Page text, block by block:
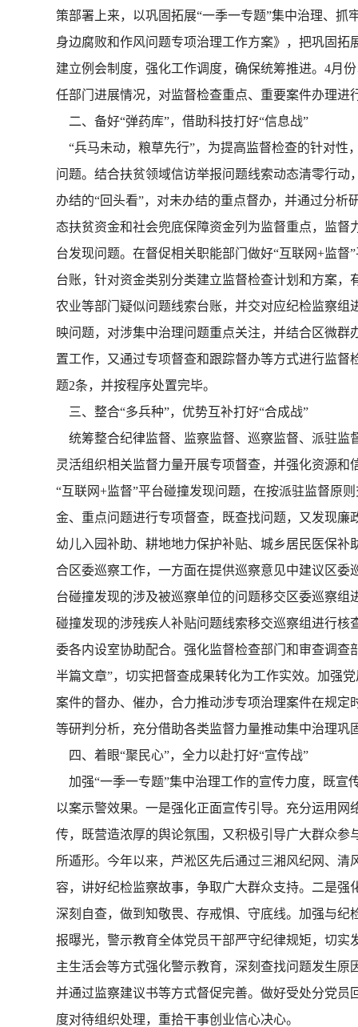
策部署上来，以巩固拓展“一季一专题”集中治理、
身边腐败和作风问题专项治理工作方案》，把巩固
建立例会制度，强化工作调度，确保统筹推进。4月
任部门进展情况，对监督检查重点、重要案件办理
二、备好“弹药库”，借助科技打好“信息战”
“兵马未动，粮草先行”，为提高监督检查的针对性
问题。结合扶贫领域信访举报问题线索动态清零行
办结的“回头看”，对未办结的重点督办，并通过分
态扶贫资金和社会兜底保障资金列为监督重点，监
台发现问题。在督促相关职能部门做好“互联网+监
台账，针对资金类别分类建立监督检查计划和方案
农业等部门疑似问题线索台账，并交对应纪检监察
映问题，对涉集中治理问题重点关注，并结合区微
置工作，又通过专项督查和跟踪督办等方式进行监
题2条，并按程序处置完毕。
三、整合“多兵种”，优势互补打好“合成战”
统筹整合纪律监督、监察监督、巡察监督、派驻监
灵活组织相关监督力量开展专项督查，并强化资源
“互联网+监督”平台碰撞发现问题，在按派驻监督原
金、重点问题进行专项督查，既查找问题，又发现
幼儿入园补助、耕地地力保护补贴、城乡居民医保
合区委巡察工作，一方面在提供巡察意见中建议区
台碰撞发现的涉及被巡察单位的问题移交区委巡察
碰撞发现的涉残疾人补贴问题线索移交巡察组进行
委各内设室协助配合。强化监督检查部门和审查调
半篇文章”，切实把督查成果转化为工作实效。加强
案件的督办、催办，合力推动涉专项治理案件在规
等研判分析，充分借助各类监督力量推动集中治理巩
四、着眼“聚民心”，全力以赴打好“宣传战”
加强“一季一专题”集中治理工作的宣传力度，既宣
以案示警效果。一是强化正面宣传引导。充分运用
传，既营造浓厚的舆论氛围，又积极引导广大群众
所遁形。今年以来，芦淞区先后通过三湘风纪网、
容，讲好纪检监察故事，争取广大群众支持。二是
深刻自查，做到知敬畏、存戒惧、守底线。加强与
报曝光，警示教育全体党员干部严守纪律规矩，切
主生活会等方式强化警示教育，深刻查找问题发生
并通过监察建议书等方式督促完善。做好受处分党
度对待组织处理，重拾干事创业信心决心。